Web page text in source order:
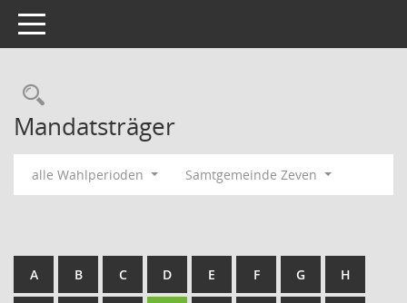
Toggle navigation
Rechercheauswahl
Mandatsträger
alle Wahlperioden Samtgemeinde Zeven
A B C D E F G H